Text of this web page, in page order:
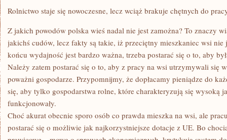
POWODÓW
POLSKĄ
WIEŚ?
Rolnictwo staje się nowoczesne, lecz wciąż brakuje chętnych do
Z jakich powodów polska wieś nadal nie jest zamożna? To znaczy
jakichś cudów, lecz fakty są takie, iż przeciętny mieszkaniec wsi nie
końcu wydajność jest bardzo ważna, trzeba postarać się o to, aby
Należy zatem postarać się o to, aby z pracy na wsi utrzymywali się
poważni gospodarze. Przypomnijmy, że dopłacamy pieniądze do
się, aby tylko gospodarstwa rolne, które charakteryzują się wysoką
funkcjonowały.
Choć akurat obecnie sporo osób co prawda mieszka na wsi, ale
postarać się o możliwie jak najkorzystniejsze dotacje z UE. Bo